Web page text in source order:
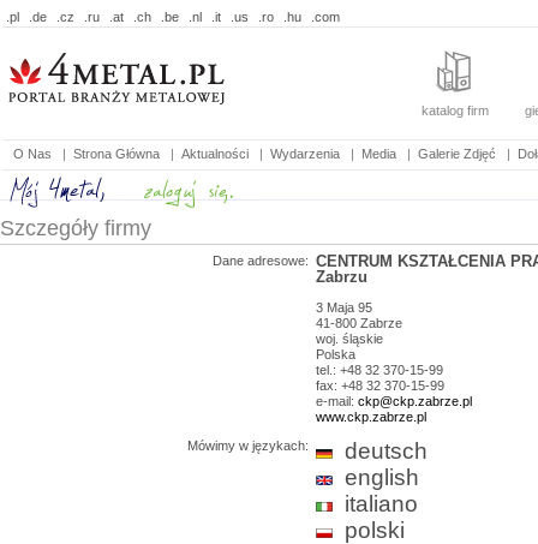
.pl .de .cz .ru .at .ch .be .nl .it .us .ro .hu .com
katalog firm
O Nas | Strona Główna | Aktualności | Wydarzenia | Media | Galerie Zdjęć |
Szczegóły firmy
Dane adresowe: CENTRUM KSZTAŁCENIA
Zabrzu
3 Maja 95
41-800 Zabrze
woj. śląskie
Polska
tel.: +48 32 370-15-99
fax: +48 32 370-15-99
e-mail: ckp@ckp.zabrze.pl
www.ckp.zabrze.pl
Mówimy w językach:
deutsch
english
italiano
polski